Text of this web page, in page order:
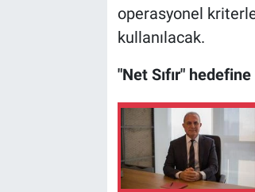
operasyonel
kullanılacak.
"Net Sıfır"